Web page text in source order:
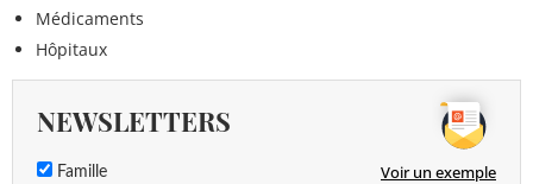
Médicaments
Hôpitaux
NEWSLETTERS
Famille Voir un exemple